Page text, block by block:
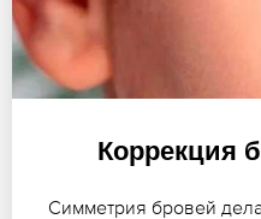
Коррекция
Симметрия бровей